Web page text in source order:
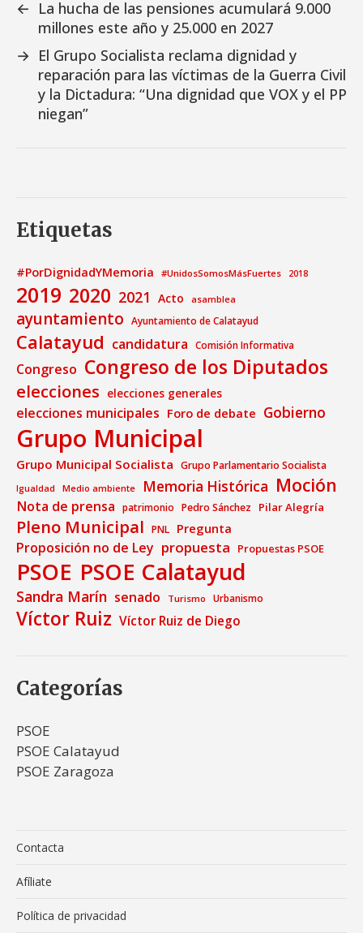
← La hucha de las pensiones acumulará 9.000
millones este año y 25.000 en 2027
→ El Grupo Socialista reclama dignidad y
reparación para las víctimas de la Guerra Civil
y la Dictadura: “Una dignidad que VOX y el PP
niegan”
Etiquetas
#PorDignidadYMemoria #UnidosSomosMásFuertes 2018
2019 2020 2021 Acto asamblea
ayuntamiento Ayuntamiento de Calatayud
Calatayud candidatura Comisión Informativa
Congreso Congreso de los Diputados
elecciones elecciones generales
elecciones municipales Foro de debate Gobierno
Grupo Municipal
Grupo Municipal Socialista Grupo Parlamentario Socialista
Igualdad Medio ambiente Memoria Histórica Moción
Nota de prensa patrimonio Pedro Sánchez Pilar Alegría
Pleno Municipal PNL Pregunta
Proposición no de Ley propuesta Propuestas PSOE
PSOE PSOE Calatayud
Sandra Marín senado Turismo Urbanismo
Víctor Ruiz Víctor Ruiz de Diego
Categorías
PSOE
PSOE Calatayud
PSOE Zaragoza
Contacta
Afíliate
Política de privacidad